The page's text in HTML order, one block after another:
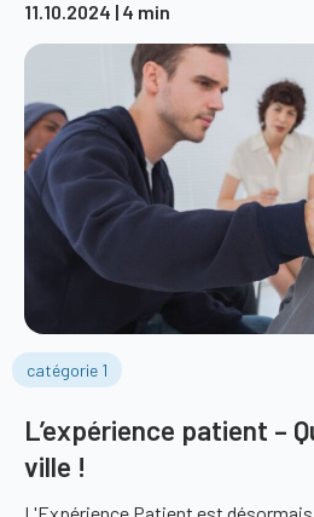
11.10.2024 | 4 min
catégorie 1
L’expérience patient –
ville !